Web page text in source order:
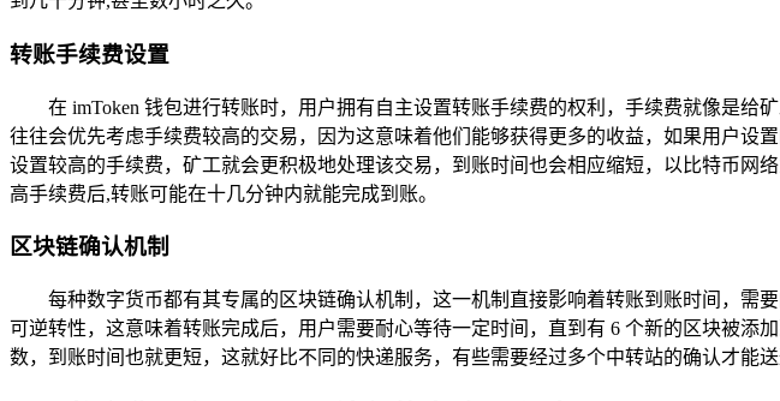
转账手续费设置
在 imToken 钱包进行转账时，用户拥有自主设置转账手续费的权利，手续费就像是给
往往会优先考虑手续费较高的交易，因为这意味着他们能够获得更多的收益，如果用户
设置较高的手续费，矿工就会更积极地处理该交易，到账时间也会相应缩短，以比特币
高手续费后,转账可能在十几分钟内就能完成到账。
区块链确认机制
每种数字货币都有其专属的区块链确认机制，这一机制直接影响着转账到账时间，需
可逆转性，这意味着转账完成后，用户需要耐心等待一定时间，直到有 6 个新的区块被
数，到账时间也就更短，这就好比不同的快递服务，有些需要经过多个中转站的确认才能送